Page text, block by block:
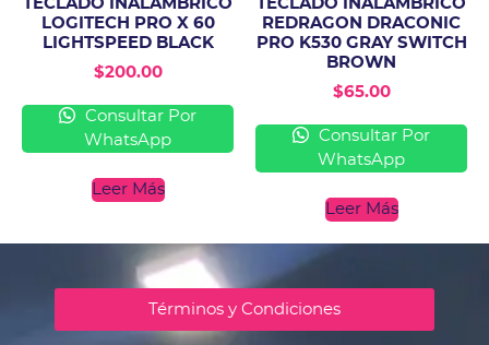
TECLADO INALAMBRICO
LOGITECH PRO X 60
LIGHTSPEED BLACK
$200.00
Consultar Por
WhatsApp
Leer Más
TECLADO INALAMBRICO
REDRAGON DRACONIC
PRO K530 GRAY SWITCH
BROWN
$65.00
Consultar Por
WhatsApp
Leer Más
Términos y Condiciones